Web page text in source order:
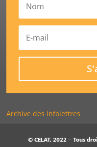
Archive des infolettres
© CELAT, 2022 – Tous